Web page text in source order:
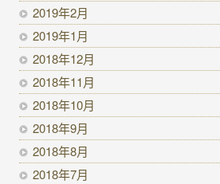
2019年2月
2019年1月
2018年12月
2018年11月
2018年10月
2018年9月
2018年8月
2018年7月